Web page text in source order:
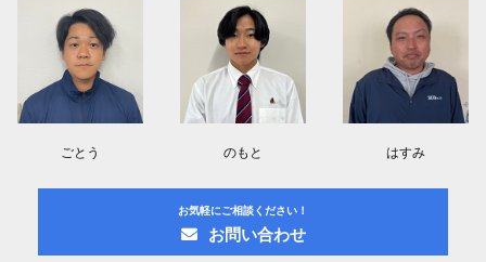
ごとう のもと はすみ
お気軽にご相談ください！
お問い合わせ